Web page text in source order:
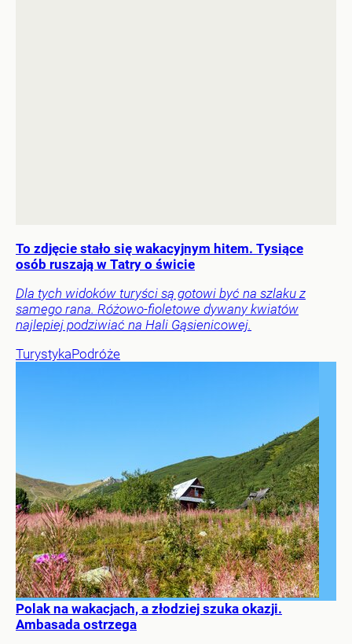
To zdjęcie stało się wakacyjnym hitem. Tysiące
osób ruszają w Tatry o świcie
Dla tych widoków turyści są gotowi być na szlaku z
samego rana. Różowo-fioletowe dywany kwiatów
najlepiej podziwiać na Hali Gąsienicowej.
TurystykaPodróże
Polak na wakacjach, a złodziej szuka okazji.
Ambasada ostrzega